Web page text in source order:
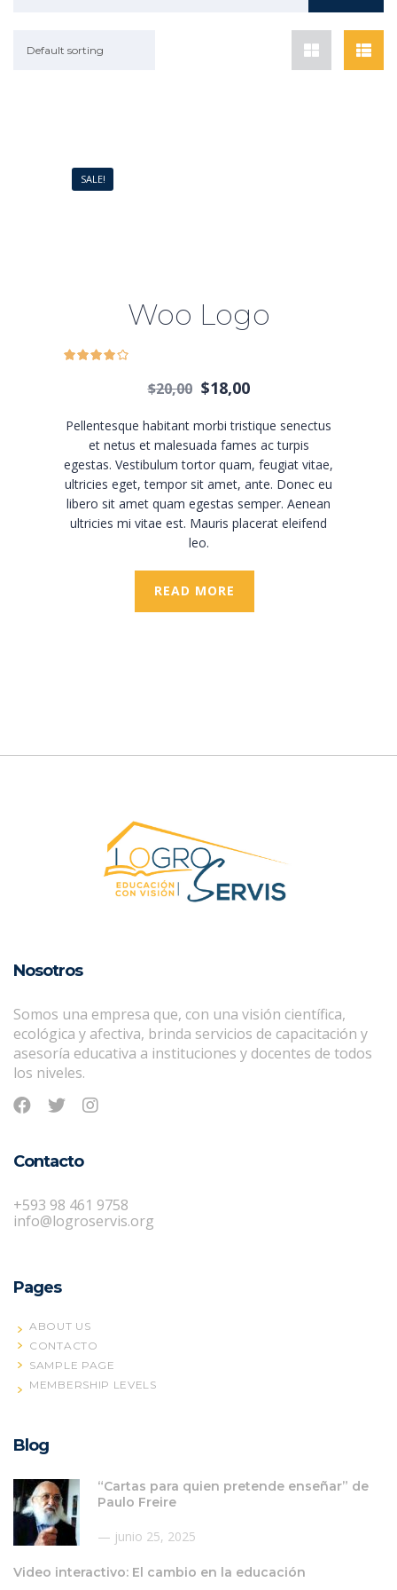
Default sorting
SALE!
Woo Logo
$20,00 $18,00
Pellentesque habitant morbi tristique senectus
et netus et malesuada fames ac turpis
egestas. Vestibulum tortor quam, feugiat vitae,
ultricies eget, tempor sit amet, ante. Donec eu
libero sit amet quam egestas semper. Aenean
ultricies mi vitae est. Mauris placerat eleifend
leo.
READ MORE
Nosotros
Somos una empresa que, con una visión científica,
ecológica y afectiva, brinda servicios de capacitación y
asesoría educativa a instituciones y docentes de todos
los niveles.
Contacto
+593 98 461 9758
info@logroservis.org
Pages
ABOUT US
CONTACTO
SAMPLE PAGE
MEMBERSHIP LEVELS
Blog
“Cartas para quien pretende enseñar” de
Paulo Freire
junio 25, 2025
Video interactivo: El cambio en la educación